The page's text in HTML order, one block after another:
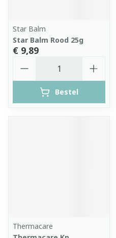
Star Balm
Star Balm Rood 25g
€ 9,89
Bestel
Thermacare